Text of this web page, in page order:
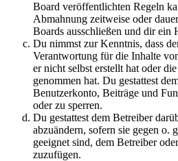
Board veröffentlichten Regeln
Abmahnung zeitweise oder
Boards ausschließen und dir ein
Du nimmst zur Kenntnis, dass
Verantwortung für die Inhalte
er nicht selbst erstellt hat oder
genommen hat. Du gestattest
Benutzerkonto, Beiträge und
oder zu sperren.
Du gestattest dem Betreiber
abzuändern, sofern sie gegen o.
geeignet sind, dem Betreiber
zuzufügen.